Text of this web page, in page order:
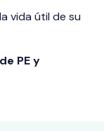
vida útil de su
PE y